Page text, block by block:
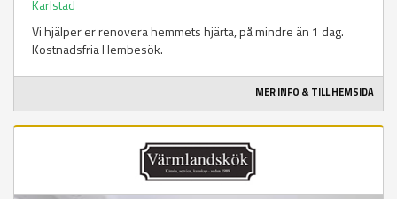
Karlstad
Vi hjälper er renovera hemmets hjärta, på mindre än 1 dag.
Kostnadsfria Hembesök.
MER INFO & TILL HEMSIDA